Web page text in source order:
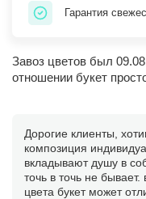
Гарантия
Завоз цветов был
отношении букет
Дорогие клиенты,
композиция
вкладывают душу в
точь в точь не
цвета букет может